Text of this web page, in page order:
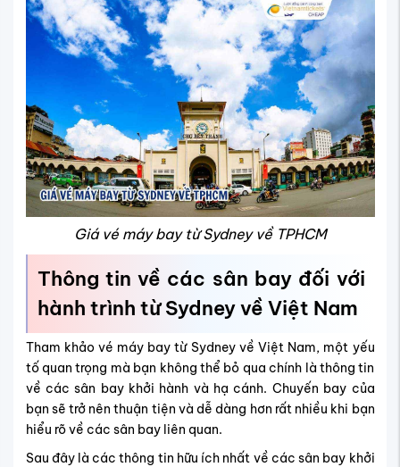
Giá vé máy bay từ Sydney về TPHCM
Thông tin về các sân bay đối với
hành trình từ Sydney về Việt Nam
Tham khảo vé máy bay từ Sydney về Việt Nam, một yếu
tố quan trọng mà bạn không thể bỏ qua chính là thông tin
về các sân bay khởi hành và hạ cánh. Chuyến bay của
bạn sẽ trở nên thuận tiện và dễ dàng hơn rất nhiều khi bạn
hiểu rõ về các sân bay liên quan.
Sau đây là các thông tin hữu ích nhất về các sân bay khởi